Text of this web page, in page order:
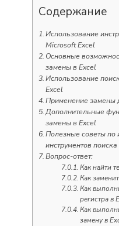
Содержание
Использование
Microsoft Excel
Основные
замены в Excel
Использование
Excel
Применение замены
Дополнительные
замены в Excel
Полезные советы по
инструментов
Вопрос-ответ:
Как найти
Как
Как
регистра в
Как
замену в